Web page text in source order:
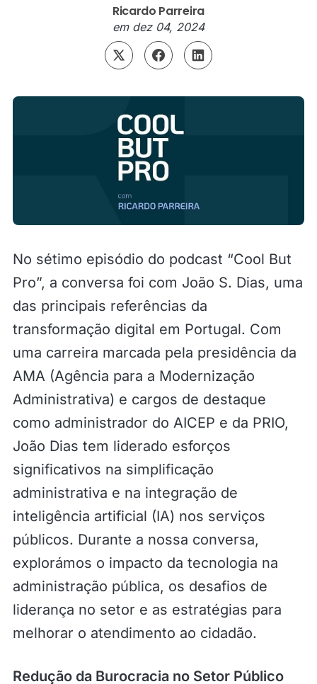
Ricardo Parreira
em dez 04, 2024
No sétimo episódio do podcast “Cool But
Pro”, a conversa foi com João S. Dias, uma
das principais referências da
transformação digital em Portugal. Com
uma carreira marcada pela presidência da
AMA (Agência para a Modernização
Administrativa) e cargos de destaque
como administrador do AICEP e da PRIO,
João Dias tem liderado esforços
significativos na simplificação
administrativa e na integração de
inteligência artificial (IA) nos serviços
públicos. Durante a nossa conversa,
explorámos o impacto da tecnologia na
administração pública, os desafios de
liderança no setor e as estratégias para
melhorar o atendimento ao cidadão.
Redução da Burocracia no Setor Público